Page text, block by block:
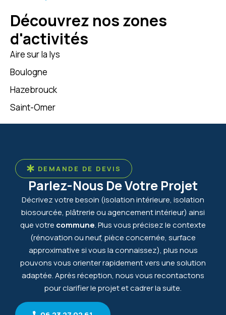
Découvrez nos zones
d'activités
Aire sur la lys
Boulogne
Hazebrouck
Saint-Omer
DEMANDE DE DEVIS
Parlez-Nous De Votre Projet
Décrivez votre besoin (isolation intérieure, isolation
biosourcée, plâtrerie ou agencement intérieur) ainsi
que votre commune. Plus vous précisez le contexte
(rénovation ou neuf, pièce concernée, surface
approximative si vous la connaissez), plus nous
pouvons vous orienter rapidement vers une solution
adaptée. Après réception, nous vous recontactons
pour clarifier le projet et cadrer la suite.